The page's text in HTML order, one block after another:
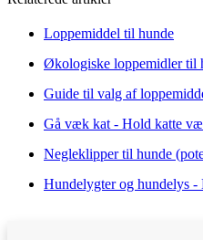
Loppemiddel til hunde
Økologiske loppemidler til
Guide til valg af
Gå væk kat - Hold katte
Negleklipper til hunde
Hundelygter og hundelys -